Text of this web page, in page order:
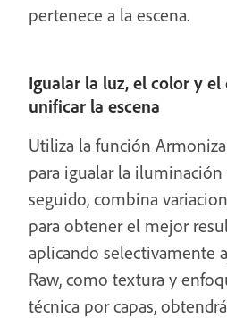
pertenece a la escena.
Igualar la luz, el color y el
unificar la escena
Utiliza la función
para igualar la
seguido, combina
para obtener el mejor
aplicando selectivamente
Raw, como textura y
técnica por capas,